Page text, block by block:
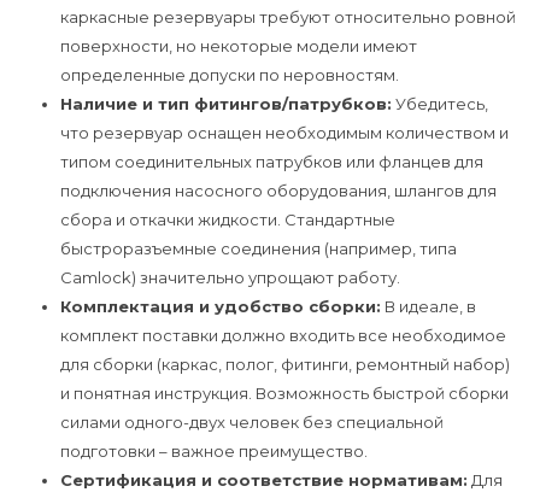
каркасные резервуары требуют относительно ровной
поверхности, но некоторые модели имеют
определенные допуски по неровностям.
Наличие и тип фитингов/патрубков: Убедитесь,
что резервуар оснащен необходимым количеством и
типом соединительных патрубков или фланцев для
подключения насосного оборудования, шлангов для
сбора и откачки жидкости. Стандартные
быстроразъемные соединения (например, типа
Camlock) значительно упрощают работу.
Комплектация и удобство сборки: В идеале, в
комплект поставки должно входить все необходимое
для сборки (каркас, полог, фитинги, ремонтный набор)
и понятная инструкция. Возможность быстрой сборки
силами одного-двух человек без специальной
подготовки – важное преимущество.
Сертификация и соответствие нормативам: Для